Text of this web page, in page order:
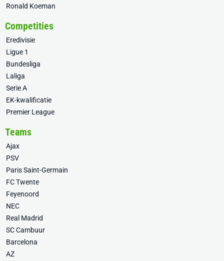
Ronald Koeman
Competities
Eredivisie
Ligue 1
Bundesliga
Laliga
Serie A
EK-kwalificatie
Premier League
Teams
Ajax
PSV
Paris Saint-Germain
FC Twente
Feyenoord
NEC
Real Madrid
SC Cambuur
Barcelona
AZ